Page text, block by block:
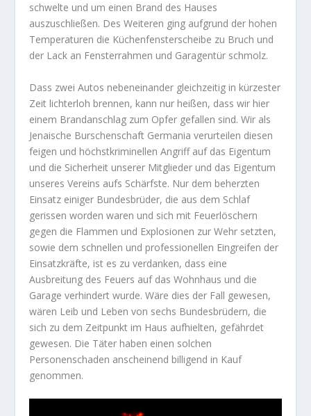
schwelte und um einen Brand des Hauses
auszuschließen. Des Weiteren ging aufgrund der hohen
Temperaturen die Küchenfensterscheibe zu Bruch und
der Lack an Fensterrahmen und Garagentür schmolz.
Dass zwei Autos nebeneinander gleichzeitig in kürzester
Zeit lichterloh brennen, kann nur heißen, dass wir hier
einem Brandanschlag zum Opfer gefallen sind. Wir als
Jenaische Burschenschaft Germania verurteilen diesen
feigen und höchstkriminellen Angriff auf das Eigentum
und die Sicherheit unserer Mitglieder und das Eigentum
unseres Vereins aufs Schärfste. Nur dem beherzten
Einsatz einiger Bundesbrüder, die aus dem Schlaf
gerissen worden waren und sich mit Feuerlöschern
gegen die Flammen und Explosionen zur Wehr setzten,
sowie dem schnellen und professionellen Eingreifen der
Einsatzkräfte, ist es zu verdanken, dass eine
Ausbreitung des Feuers auf das Wohnhaus und die
Garage verhindert wurde. Wäre dies der Fall gewesen,
wären Leib und Leben von sechs Bundesbrüdern, die
sich zu dem Zeitpunkt im Haus aufhielten, gefährdet
gewesen. Die Täter haben einen solchen
Personenschaden anscheinend billigend in Kauf
genommen.